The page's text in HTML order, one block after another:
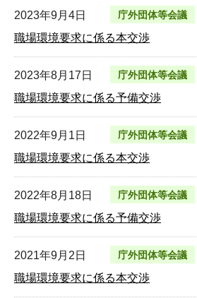
2023年9月4日 庁外団体等会議
職場環境要求に係る本交渉
2023年8月17日 庁外団体等会議
職場環境要求に係る予備交渉
2022年9月1日 庁外団体等会議
職場環境要求に係る本交渉
2022年8月18日 庁外団体等会議
職場環境要求に係る予備交渉
2021年9月2日 庁外団体等会議
職場環境要求に係る本交渉